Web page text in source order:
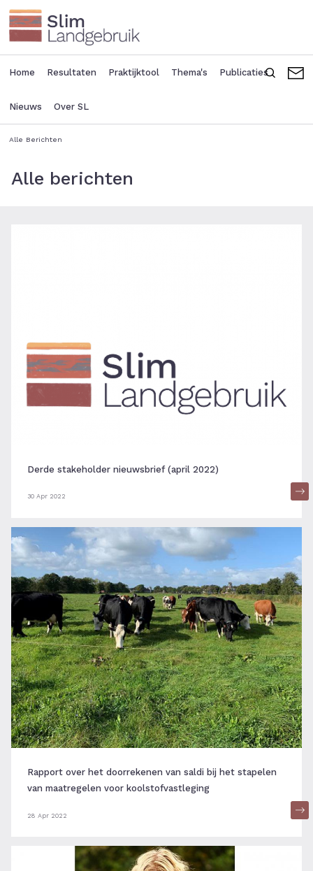
Overslaan
en
naar
de
inhoud
Main
navigation
Home Resultaten Praktijktool Thema's Publicaties
Nieuws Over SL
menu
Zoeken
Alle Berichten
Alle berichten
Derde stakeholder nieuwsbrief (april 2022)
30 Apr 2022
Rapport over het doorrekenen van saldi bij het stapelen
van maatregelen voor koolstofvastleging
28 Apr 2022